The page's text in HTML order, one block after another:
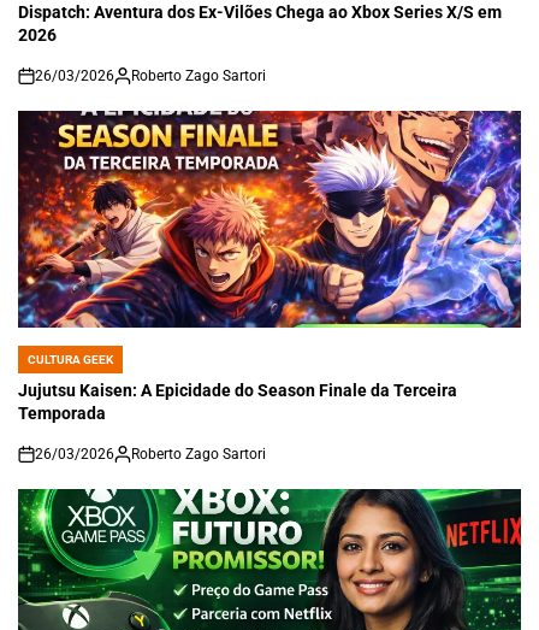
IN
Dispatch: Aventura dos Ex-Vilões Chega ao Xbox Series X/S em
2026
on
26/03/2026 Roberto Zago Sartori
POSTED
IN
CULTURA GEEK
Jujutsu Kaisen: A Epicidade do Season Finale da Terceira
Temporada
on
26/03/2026 Roberto Zago Sartori